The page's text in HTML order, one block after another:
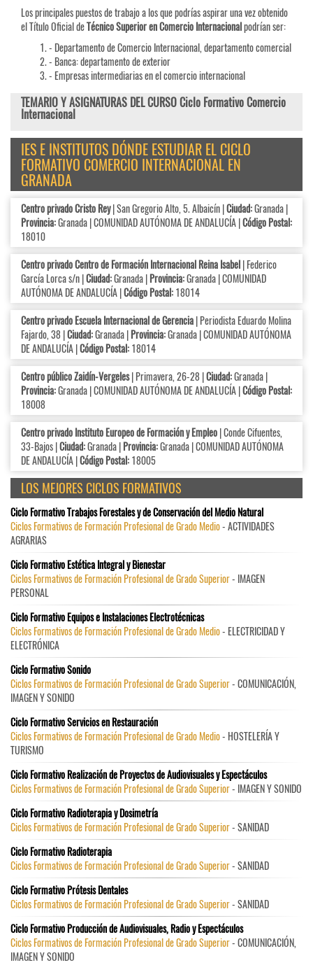
Los principales puestos de trabajo a los que podrías aspirar una vez obtenido
el Título Oficial deTécnico Superior en Comercio Internacionalpodrían ser:
- Departamento de Comercio Internacional, departamento comercial
- Banca: departamento de exterior
- Empresas intermediarias en el comercio internacional
TEMARIO Y ASIGNATURAS DEL CURSO Ciclo Formativo Comercio
Internacional
IES E INSTITUTOS DÓNDE ESTUDIAR EL CICLO
FORMATIVO COMERCIO INTERNACIONAL EN
GRANADA
Centro privado Cristo Rey| San Gregorio Alto, 5. Albaicín |Ciudad:Granada |
Provincia:Granada | COMUNIDAD AUTÓNOMA DE ANDALUCÍA |Código Postal:
18010
Centro privado Centro de Formación Internacional Reina Isabel| Federico
García Lorca s/n |Ciudad:Granada |Provincia:Granada | COMUNIDAD
AUTÓNOMA DE ANDALUCÍA |Código Postal:18014
Centro privado Escuela Internacional de Gerencia| Periodista Eduardo Molina
Fajardo, 38 |Ciudad:Granada |Provincia:Granada | COMUNIDAD AUTÓNOMA
DE ANDALUCÍA |Código Postal:18014
Centro público Zaidín-Vergeles| Primavera, 26-28 |Ciudad:Granada |
Provincia:Granada | COMUNIDAD AUTÓNOMA DE ANDALUCÍA |Código Postal:
18008
Centro privado Instituto Europeo de Formación y Empleo| Conde Cifuentes,
33-Bajos |Ciudad:Granada |Provincia:Granada | COMUNIDAD AUTÓNOMA
DE ANDALUCÍA |Código Postal:18005
LOS MEJORES CICLOS FORMATIVOS
Ciclo Formativo Trabajos Forestales y de Conservación del Medio Natural
Ciclos Formativos de Formación Profesional de Grado Medio- ACTIVIDADES
AGRARIAS
Ciclo Formativo Estética Integral y Bienestar
Ciclos Formativos de Formación Profesional de Grado Superior- IMAGEN
PERSONAL
Ciclo Formativo Equipos e Instalaciones Electrotécnicas
Ciclos Formativos de Formación Profesional de Grado Medio- ELECTRICIDAD Y
ELECTRÓNICA
Ciclo Formativo Sonido
Ciclos Formativos de Formación Profesional de Grado Superior- COMUNICACIÓN,
IMAGEN Y SONIDO
Ciclo Formativo Servicios en Restauración
Ciclos Formativos de Formación Profesional de Grado Medio- HOSTELERÍA Y
TURISMO
Ciclo Formativo Realización de Proyectos de Audiovisuales y Espectáculos
Ciclos Formativos de Formación Profesional de Grado Superior- IMAGEN Y SONIDO
Ciclo Formativo Radioterapia y Dosimetría
Ciclos Formativos de Formación Profesional de Grado Superior- SANIDAD
Ciclo Formativo Radioterapia
Ciclos Formativos de Formación Profesional de Grado Superior- SANIDAD
Ciclo Formativo Prótesis Dentales
Ciclos Formativos de Formación Profesional de Grado Superior- SANIDAD
Ciclo Formativo Producción de Audiovisuales, Radio y Espectáculos
Ciclos Formativos de Formación Profesional de Grado Superior- COMUNICACIÓN,
IMAGEN Y SONIDO